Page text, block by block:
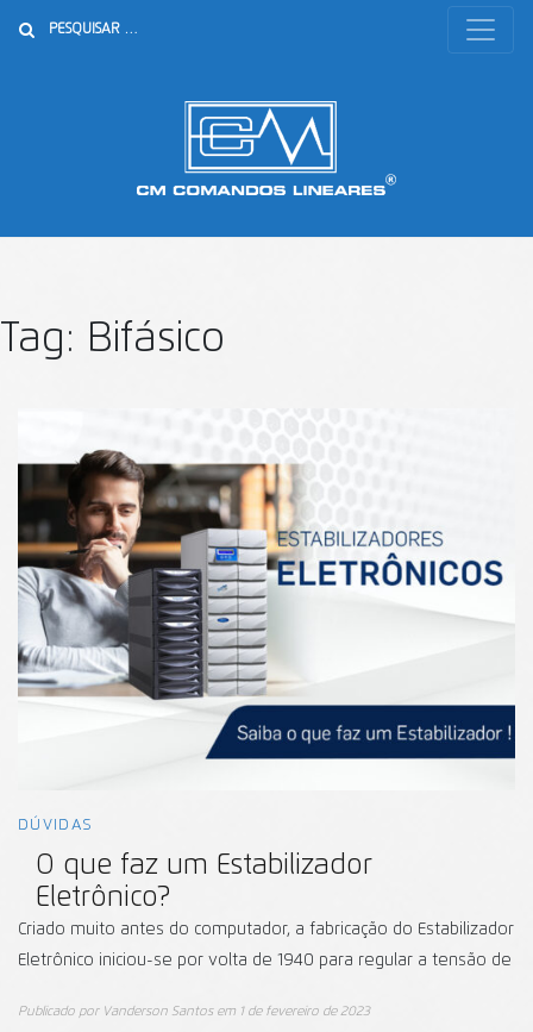
Tag: Bifásico
DÚVIDAS
O que faz um Estabilizador
Eletrônico?
Criado muito antes do computador, a fabricação do Estabilizador
Eletrônico iniciou-se por volta de 1940 para regular a tensão de
Publicado por Vanderson Santosem 1 de fevereiro de 2023